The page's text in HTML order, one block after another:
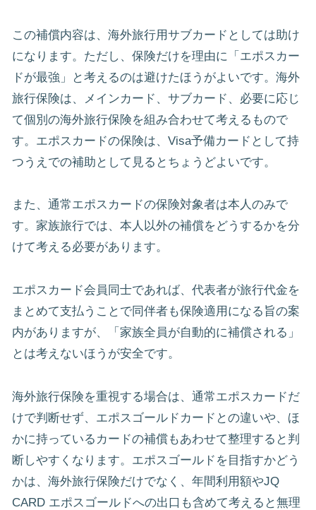
この補償内容は、海外旅行用サブカードとしては助け
になります。ただし、保険だけを理由に「エポスカー
ドが最強」と考えるのは避けたほうがよいです。海外
旅行保険は、メインカード、サブカード、必要に応じ
て個別の海外旅行保険を組み合わせて考えるもので
す。エポスカードの保険は、Visa予備カードとして持
つうえでの補助として見るとちょうどよいです。
また、通常エポスカードの保険対象者は本人のみで
す。家族旅行では、本人以外の補償をどうするかを分
けて考える必要があります。
エポスカード会員同士であれば、代表者が旅行代金を
まとめて支払うことで同伴者も保険適用になる旨の案
内がありますが、「家族全員が自動的に補償される」
とは考えないほうが安全です。
海外旅行保険を重視する場合は、通常エポスカードだ
けで判断せず、エポスゴールドカードとの違いや、ほ
かに持っているカードの補償もあわせて整理すると判
断しやすくなります。エポスゴールドを目指すかどう
かは、海外旅行保険だけでなく、年間利用額やJQ
CARD エポスゴールドへの出口も含めて考えると無理